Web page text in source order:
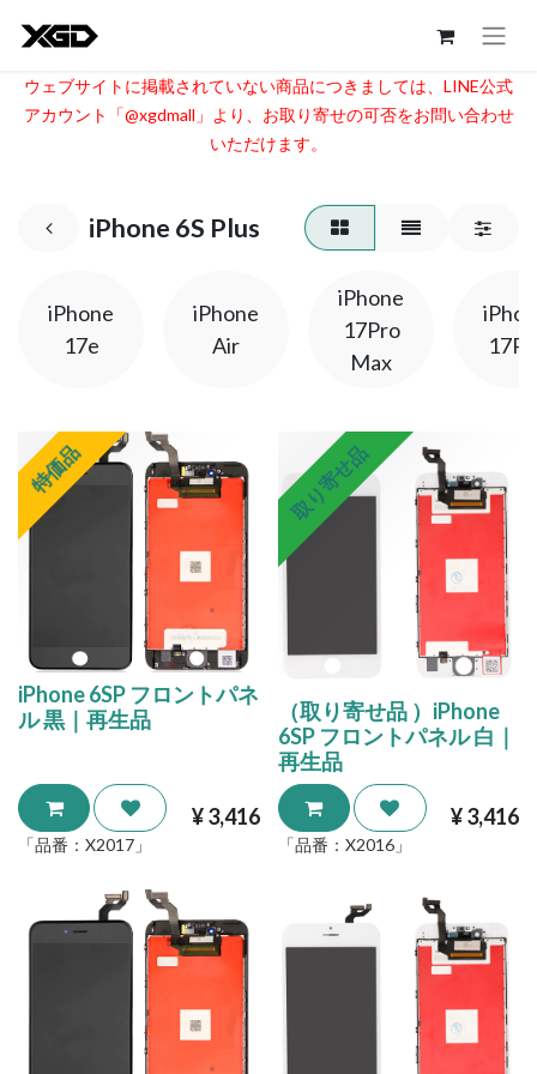
ウェブサイトに掲載されていない商品につきましては、LINE公式
アカウント「@xgdmall」より、お取り寄せの可否をお問い合わせ
いただけます。​
iPhone 6S Plus
iPhone
17e
iPhone
Air
iPhone
17Pro
Max
特価品
iPhone 6SP フロントパネ
ル 黒｜再生品
¥3,416
「品番： X2017 」
取り寄せ品
（取り寄せ品 ）iPhone
6SP フロントパネル 白｜
再生品
¥3,416
「品番： X2016」